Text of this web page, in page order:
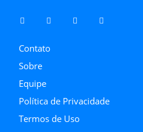
Contato
Sobre
Equipe
Política de Privacidade
Termos de Uso